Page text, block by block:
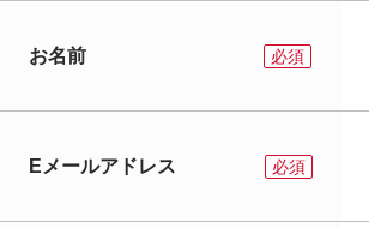
Eメールアドレス